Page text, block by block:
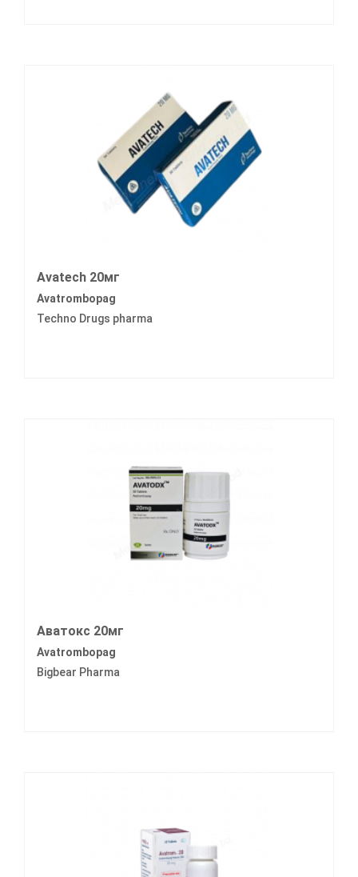
Avatech 20мг
Avatrombopag
Techno Drugs pharma
Аватокс 20мг
Avatrombopag
Bigbear Pharma